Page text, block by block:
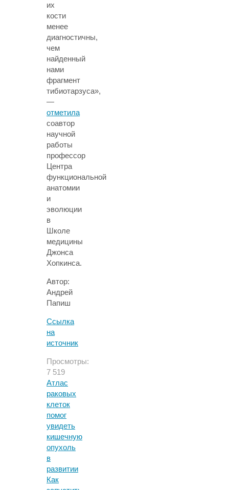
их
кости
менее
диагностичны,
чем
найденный
нами
фрагмент
тибиотарзуса»,
—
отметила
соавтор
научной
работы
профессор
Центра
функциональной
анатомии
и
эволюции
в
Школе
медицины
Джонса
Хопкинса.
Автор:
Андрей
Папиш
Ссылка
на
источник
Просмотры:
7 519
Атлас
раковых
клеток
помог
увидеть
кишечную
опухоль
в
развитии
Как